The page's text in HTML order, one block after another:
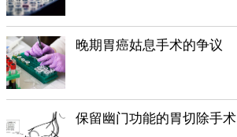
晚期胃癌姑息手术的争议
保留幽门功能的胃切除手术